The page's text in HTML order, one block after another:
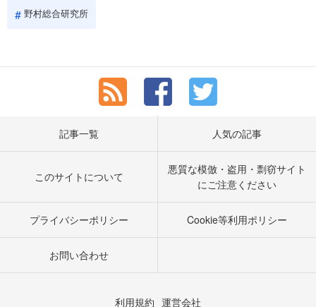
野村総合研究所
記事一覧 人気の記事
このサイトについて
悪質な模倣・盗用・剽窃サイト
にご注意ください
プライバシーポリシー Cookie等利用ポリシー
お問い合わせ
利用規約 運営会社